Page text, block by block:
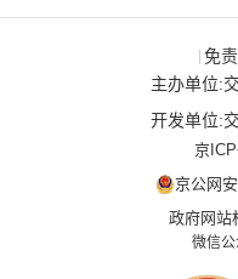
| 免
主办单位:
开发单位:
京
京公网
政府网站
微信